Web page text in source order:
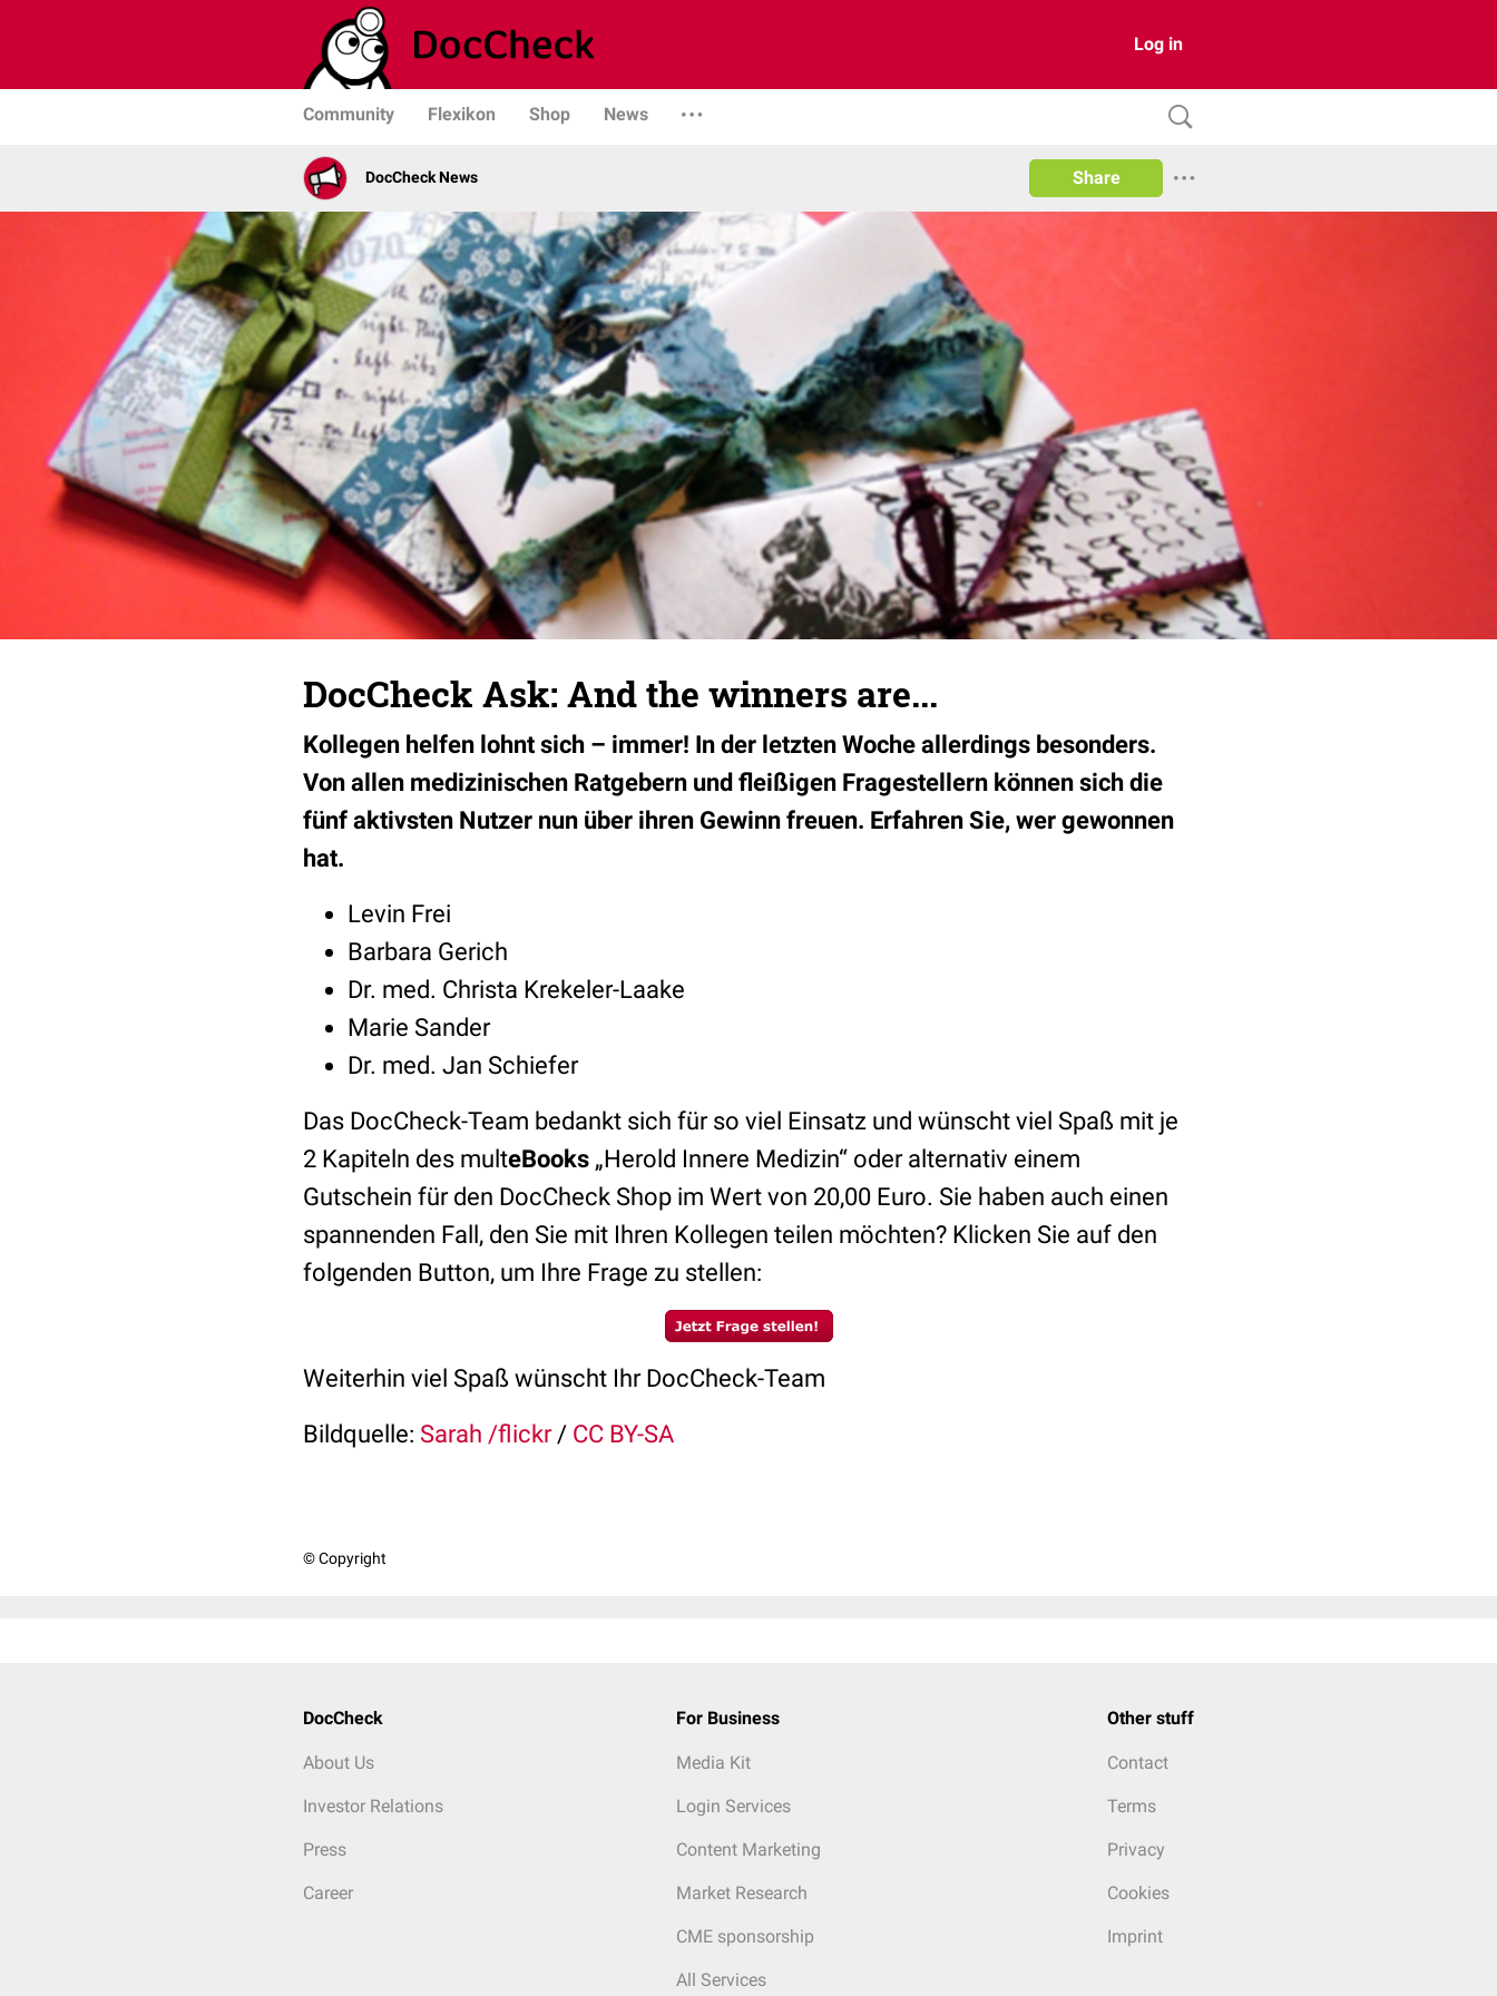
Log in
Community Flexikon Shop News
DocCheck News Share
DocCheck Ask: And the winners are...
Kollegen helfen lohnt sich – immer! In der letzten Woche allerdings besonders.
Von allen medizinischen Ratgebern und fleißigen Fragestellern können sich die
fünf aktivsten Nutzer nun über ihren Gewinn freuen. Erfahren Sie, wer gewonnen
hat.
Levin Frei
Barbara Gerich
Dr. med. Christa Krekeler-Laake
Marie Sander
Dr. med. Jan Schiefer
Das DocCheck-Team bedankt sich für so viel Einsatz und wünscht viel Spaß mit je
2 Kapiteln des multeBooks „Herold Innere Medizin“ oder alternativ einem
Gutschein für den DocCheck Shop im Wert von 20,00 Euro. Sie haben auch einen
spannenden Fall, den Sie mit Ihren Kollegen teilen möchten? Klicken Sie auf den
folgenden Button, um Ihre Frage zu stellen:
Weiterhin viel Spaß wünscht Ihr DocCheck-Team
Bildquelle: Sarah /flickr/ CC BY-SA
© Copyright
DocCheck
About Us
Investor Relations
Press
Career
For Business
Media Kit
Login Services
Content Marketing
Market Research
CME sponsorship
All Services
Other stuff
Contact
Terms
Privacy
Cookies
Imprint